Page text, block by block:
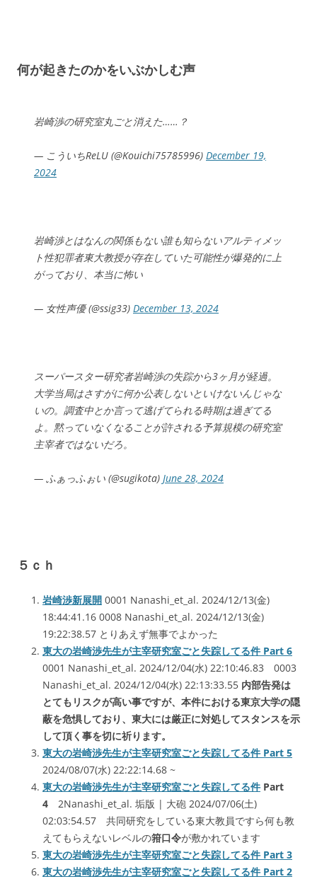
何が起きたのかをいぶかしむ声
岩崎渉の研究室丸ごと消えた……？
— こういちReLU (@Kouichi75785996) December 19,
2024
岩崎渉とはなんの関係もない誰も知らないアルティメッ
ト性犯罪者東大教授が存在していた可能性が爆発的に上
がっており、本当に怖い
— 女性声優 (@ssig33) December 13, 2024
スーパースター研究者岩崎渉の失踪から3ヶ月が経過。
大学当局はさすがに何か公表しないといけないんじゃな
いの。調査中とか言って逃げてられる時期は過ぎてる
よ。黙っていなくなることが許される予算規模の研究室
主宰者ではないだろ。
— ふぁっふぉい (@sugikota) June 28, 2024
５ｃｈ
岩崎渉新展開 0001 Nanashi_et_al. 2024/12/13(金)
18:44:41.16 0008 Nanashi_et_al. 2024/12/13(金)
19:22:38.57 とりあえず無事でよかった
東大の岩崎渉先生が主宰研究室ごと失踪してる件 Part 6
0001 Nanashi_et_al. 2024/12/04(水) 22:10:46.83 0003
Nanashi_et_al. 2024/12/04(水) 22:13:33.55 内部告発は
とてもリスクが高い事ですが、本件における東京大学の隠
蔽を危惧しており、東大には厳正に対処してスタンスを示
して頂く事を切に祈ります。
東大の岩崎渉先生が主宰研究室ごと失踪してる件 Part 5
2024/08/07(水) 22:22:14.68 ~
東大の岩崎渉先生が主宰研究室ごと失踪してる件 Part
4 2Nanashi_et_al. 垢版 | 大砲 2024/07/06(土)
02:03:54.57 共同研究をしている東大教員ですら何も教
えてもらえないレベルの箝口令が敷かれています
東大の岩崎渉先生が主宰研究室ごと失踪してる件 Part 3
東大の岩崎渉先生が主宰研究室ごと失踪してる件 Part 2